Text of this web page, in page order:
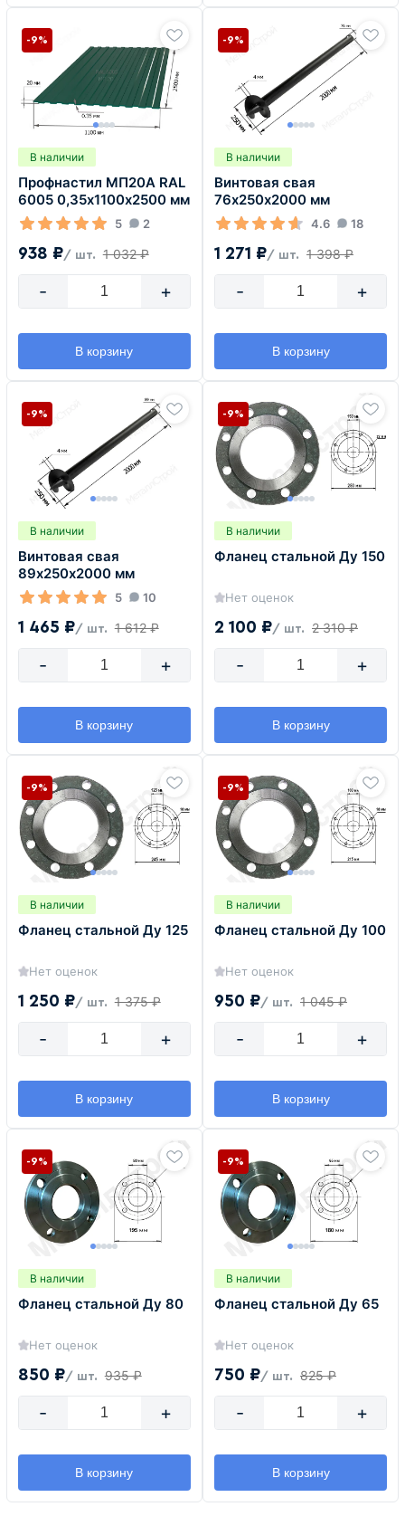
В наличии
Профнастил МП20А RAL
6005 0,35х1100х2500 мм
5 2
938 ₽/ шт. 1 032 ₽
-9%
- +
В корзину
В наличии
Винтовая свая
76х250х2000 мм
4.6 18
1 271 ₽/ шт. 1 398 ₽
-9%
- +
В корзину
В наличии
Винтовая свая
89х250х2000 мм
5 10
1 465 ₽/ шт. 1 612 ₽
-9%
- +
В корзину
В наличии
Фланец стальной Ду 150
Нет оценок
2 100 ₽/ шт. 2 310 ₽
-9%
- +
В корзину
В наличии
Фланец стальной Ду 125
Нет оценок
1 250 ₽/ шт. 1 375 ₽
-9%
- +
В корзину
В наличии
Фланец стальной Ду 100
Нет оценок
950 ₽/ шт. 1 045 ₽
-9%
- +
В корзину
В наличии
Фланец стальной Ду 80
Нет оценок
850 ₽/ шт. 935 ₽
-9%
- +
В корзину
В наличии
Фланец стальной Ду 65
Нет оценок
750 ₽/ шт. 825 ₽
-9%
- +
В корзину